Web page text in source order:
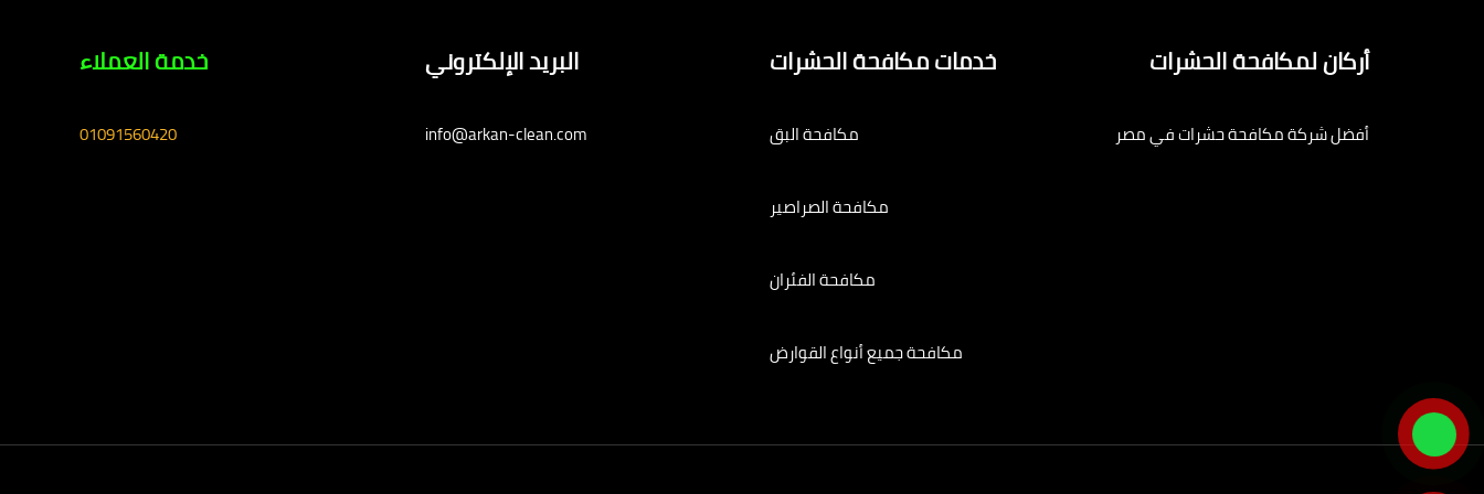
أركان لمكافحة الحشرات
أفضل شركة مكافحة حشرات في مصر
خدمات مكافحة الحشرات
مكافحة البق
مكافحة الصراصير
مكافحة الفئران
مكافحة جميع أنواع القوارض
البريد الإلكتروني
info@arkan-clean.com
خدمة العملاء
01091560420